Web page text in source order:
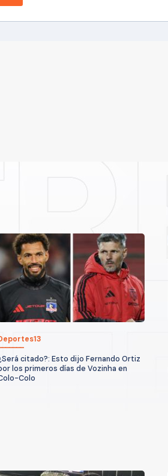
citado?: Esto dijo Fernando Ortiz
los primeros días de Vozinha en
Colo